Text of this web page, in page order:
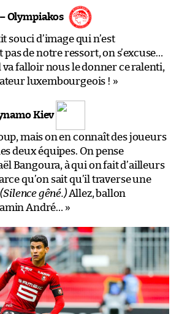
Olympiakos
souci d’image qui n’est
de notre ressort, on s’excuse…
falloir nous le donner ce ralenti,
luxembourgeois ! »
Kiev
mais on en connaît des joueurs
deux équipes. On pense
Bangoura, à qui on fait d’ailleurs
qu’on sait qu’il traverse une
(Silence gêné.)Allez, ballon
André… »